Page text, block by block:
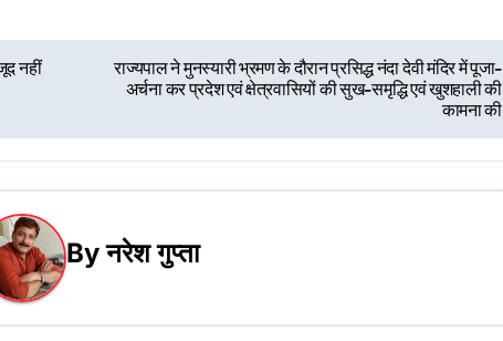
नहीं
राज्यपाल ने मुनस्यारी भ्रमण के दौरान प्रसिद्ध नंदा देवी मंदिर में पूजा-
अर्चना कर प्रदेश एवं क्षेत्रवासियों की सुख-समृद्धि एवं खुशहाली की
कामना की
Byनरेश गुप्ता